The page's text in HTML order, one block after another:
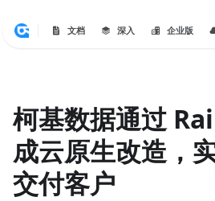
文档 深入 企业版
柯基数据通过
成云原生改造，
交付客户